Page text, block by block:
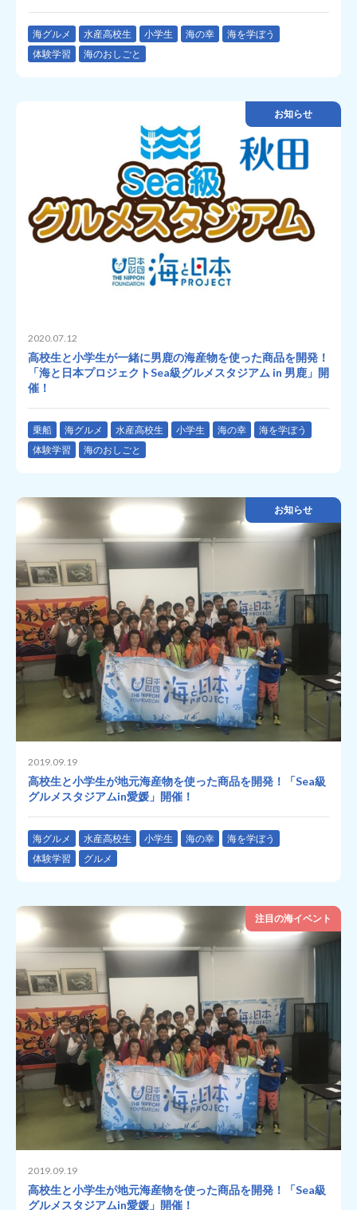
海グルメ 水産高校生 小学生 海の幸
海を学ぼう
体験学習
海のおしごと
お知らせ
2020.07.12
高校生と小学生が一緒に男鹿の海産物を使った商品を開発！
「海と日本プロジェクトSea級グルメスタジアム in 男鹿」開
催！
乗船 海グルメ 水産高校生 小学生 海の幸
海を学ぼう
体験学習
海のおしごと
お知らせ
2019.09.19
高校生と小学生が地元海産物を使った商品を開発！「Sea級
グルメスタジアムin愛媛」開催！
海グルメ 水産高校生 小学生 海の幸
海を学ぼう
体験学習
グルメ
注目の海イベント
2019.09.19
高校生と小学生が地元海産物を使った商品を開発！「Sea級
グルメスタジアムin愛媛」開催！